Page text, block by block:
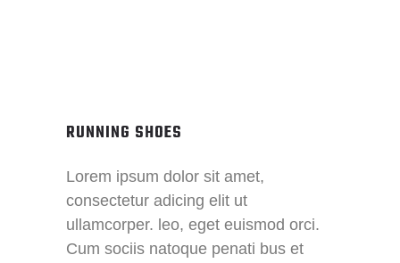
RUNNING SHOES
Lorem ipsum dolor sit amet,
consectetur adicing elit ut
ullamcorper. leo, eget euismod orci.
Cum sociis natoque penati bus et